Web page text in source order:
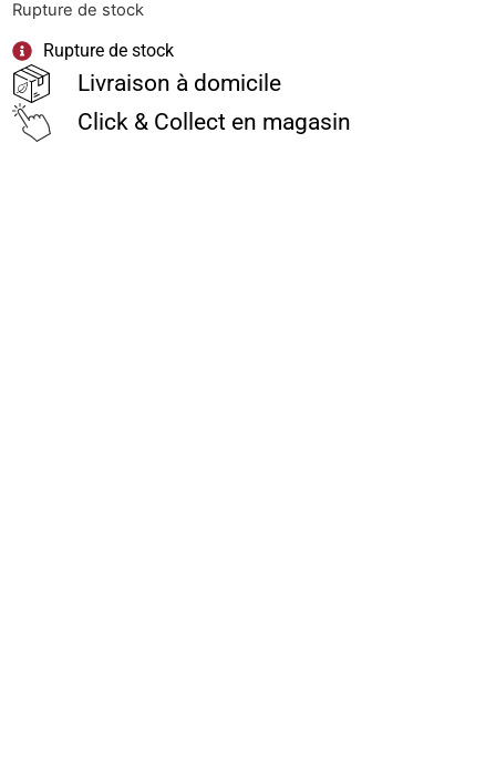
Rupture de stock
Rupture de stock
Livraison à domicile
Click & Collect en magasin